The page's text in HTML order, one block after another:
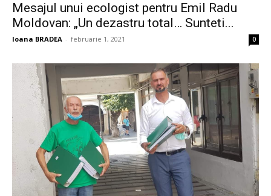
Mesajul unui ecologist pentru Emil Radu
Moldovan: „Un dezastru total… Sunteti...
Ioana BRADEA - februarie 1, 2021 0